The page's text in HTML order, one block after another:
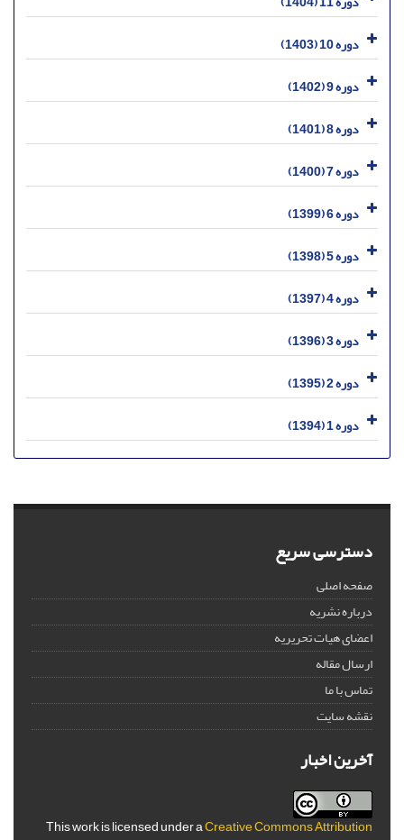
دوره 10 (1403)
دوره 9 (1402)
دوره 8 (1401)
دوره 7 (1400)
دوره 6 (1399)
دوره 5 (1398)
دوره 4 (1397)
دوره 3 (1396)
دوره 2 (1395)
دوره 1 (1394)
دسترسی سریع
صفحه اصلی
درباره نشریه
اعضای هیات تحریریه
ارسال مقاله
تماس با ما
نقشه سایت
آخرین اخبار
This work is licensed under aCreative Commons Attribution